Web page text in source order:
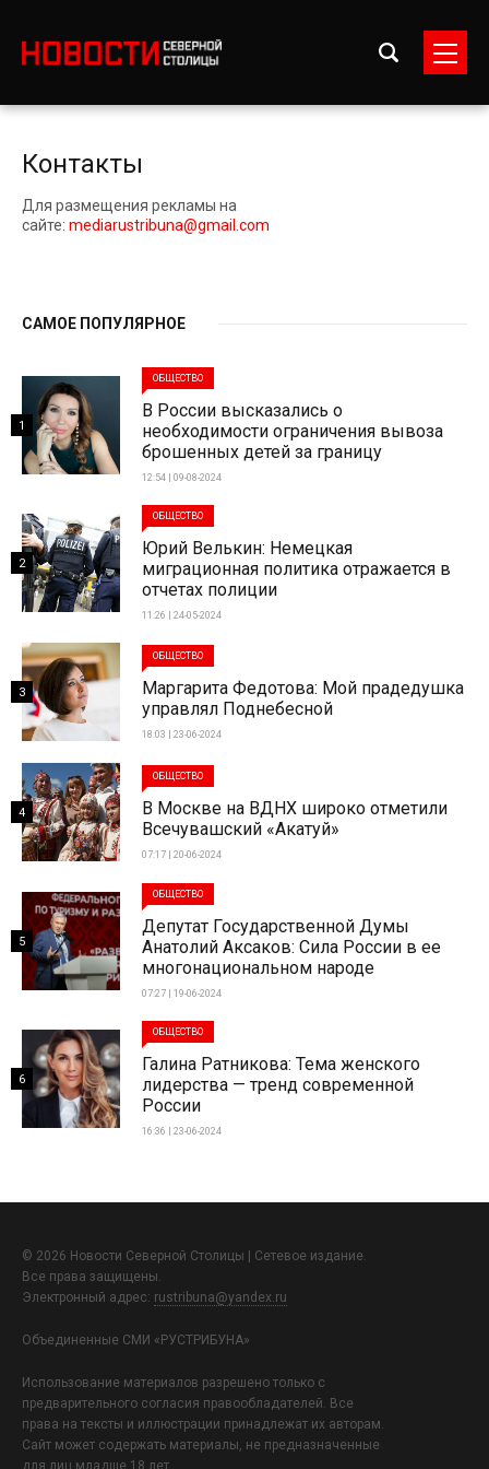
Контакты
Для размещения рекламы на
сайте: mediarustribuna@gmail.com
САМОЕ ПОПУЛЯРНОЕ
ОБЩЕСТВО
В России высказались о
необходимости ограничения вывоза
брошенных детей за границу
12:54 | 09-08-2024
1
ОБЩЕСТВО
Юрий Велькин: Немецкая
миграционная политика отражается в
отчетах полиции
11:26 | 24-05-2024
2
ОБЩЕСТВО
Маргарита Федотова: Мой прадедушка
управлял Поднебесной
18:03 | 23-06-2024
3
ОБЩЕСТВО
В Москве на ВДНХ широко отметили
Всечувашский «Акатуй»
07:17 | 20-06-2024
4
ОБЩЕСТВО
Депутат Государственной Думы
Анатолий Аксаков: Сила России в ее
многонациональном народе
07:27 | 19-06-2024
5
ОБЩЕСТВО
Галина Ратникова: Тема женского
лидерства — тренд современной
России
16:36 | 23-06-2024
6
© 2026 Новости Северной Столицы | Сетевое издание.
Все права защищены.
Электронный адрес: rustribuna@yandex.ru
Объединенные СМИ «РУСТРИБУНА»
Использование материалов разрешено только с
предварительного согласия правообладателей. Все
права на тексты и иллюстрации принадлежат их авторам.
Сайт может содержать материалы, не предназначенные
для лиц младше 18 лет.